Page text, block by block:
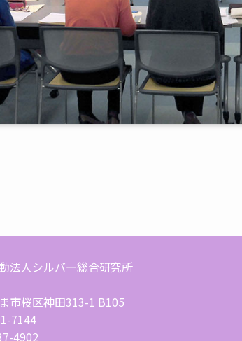
法人シルバー総合研究所
市桜区神田313-1 B105
7144
4902